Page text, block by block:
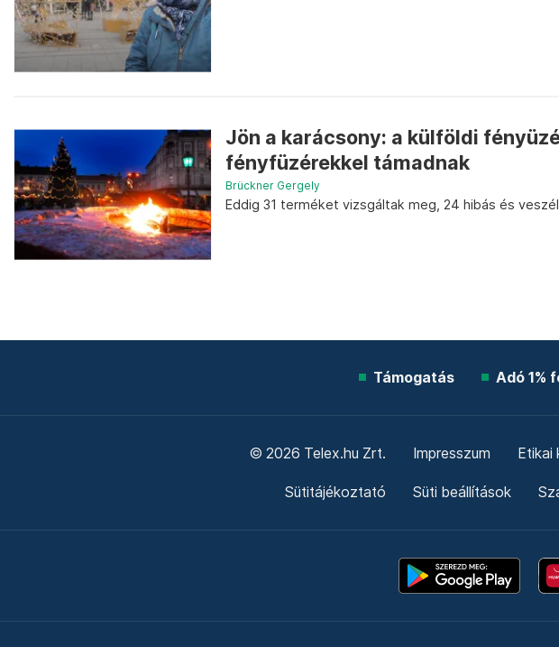
Jön a karácsony: a külföldi
fényfüzérekkel támadnak
Brückner Gergely
Eddig 31 terméket vizsgáltak meg, 24 hibás és
Támogatás Adó 1%
© 2026 Telex.hu Zrt. Impresszum Etikai
Sütitájékoztató Süti beállítások